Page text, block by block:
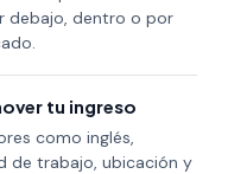
debajo, dentro o por
tu ingreso
como inglés,
de trabajo, ubicación y